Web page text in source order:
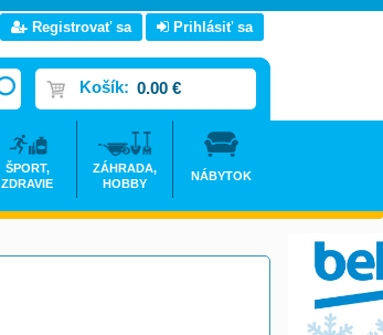
Registrovať sa Prihlásiť sa
Košík: 0.00 €
ŠPORT,
ZDRAVIE
ZÁHRADA,
HOBBY
NÁBYTOK